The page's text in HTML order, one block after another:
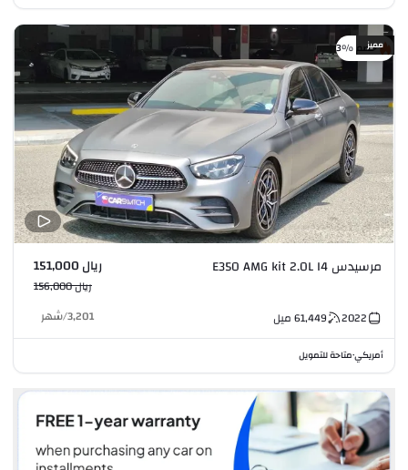
خصم %3مميز
مرسيدس E350 AMG kit 2.0L I4 ريال 151,000
ريال 156,000
2022
61,449 ميل 3,201
/شهر
أمريكي•متاحة للتمويل